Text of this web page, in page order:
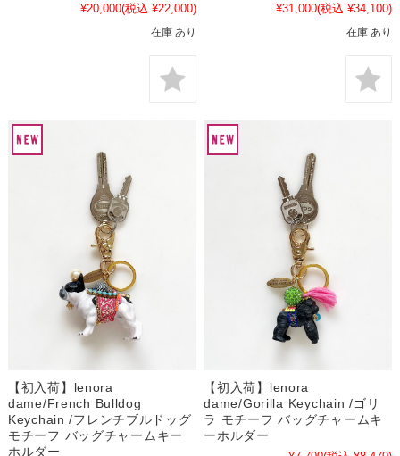
¥20,000(税込 ¥22,000)
在庫 あり
¥31,000(税込 ¥34,100)
在庫 あり
【初入荷】lenora
dame/French Bulldog
Keychain /フレンチブルドッグ
モチーフ バッグチャームキー
ホルダー
【初入荷】lenora
dame/Gorilla Keychain /ゴリ
ラ モチーフ バッグチャームキ
ーホルダー